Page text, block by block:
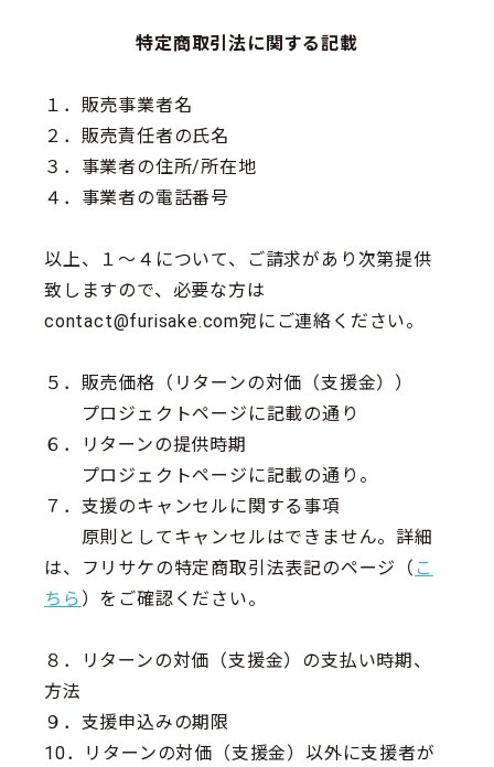
特定商取引法に関する記載
１．販売事業者名
２．販売責任者の氏名
３．事業者の住所/所在地
４．事業者の電話番号
以上、１～４について、ご請求があり次第提供
致しますので、必要な方は
contact@furisake.com宛にご連絡ください。
５．販売価格（リターンの対価（支援金））
プロジェクトページに記載の通り
６．リターンの提供時期
プロジェクトページに記載の通り。
７．支援のキャンセルに関する事項
原則としてキャンセルはできません。詳細
は、フリサケの特定商取引法表記のページ（ こ
ちら ）をご確認ください。
８．リターンの対価（支援金）の支払い時期、
方法
９．支援申込みの期限
10．リターンの対価（支援金）以外に支援者が